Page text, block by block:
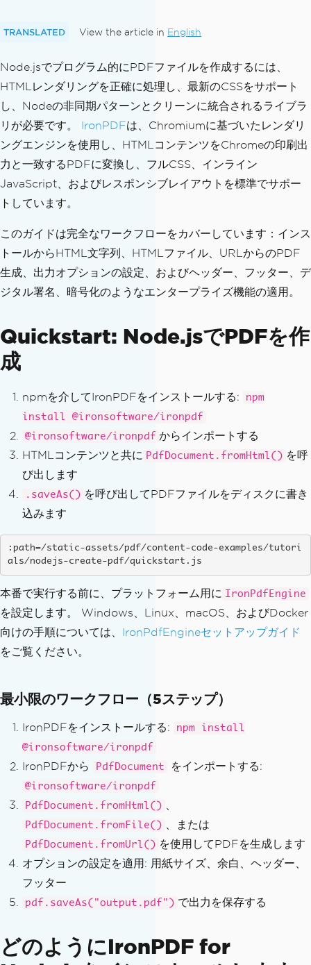
TRANSLATED View the article in English
Node.jsでプログラム的にPDFファイルを作成するには、
HTMLレンダリングを正確に処理し、最新のCSSをサポート
し、Nodeの非同期パターンとクリーンに統合されるライブラ
リが必要です。 IronPDFは、Chromiumに基づいたレンダリ
ングエンジンを使用し、HTMLコンテンツをChromeの印刷出
力と一致するPDFに変換し、フルCSS、インライン
JavaScript、およびレスポンシブレイアウトを標準でサポー
トしています。
このガイドは完全なワークフローをカバーしています：インス
トールからHTML文字列、HTMLファイル、URLからのPDF
生成、出力オプションの設定、およびヘッダー、フッター、デ
ジタル署名、暗号化のようなエンタープライズ機能の適用。
Quickstart: Node.jsでPDFを作
成
npmを介してIronPDFをインストールする:
npm
install @ironsoftware/ironpdf
@ironsoftware/ironpdf からインポートする
HTMLコンテンツと共に PdfDocument.fromHtml() を呼
び出します
.saveAs() を呼び出してPDFファイルをディスクに書き
込みます
:path=/static-assets/pdf/content-code-examples/tutori
als/nodejs-create-pdf/quickstart.js
本番で実行する前に、プラットフォーム用に IronPdfEngine
を設定します。 Windows、Linux、macOS、およびDocker
向けの手順については、 IronPdfEngineセットアップガイド
をご覧ください。
最小限のワークフロー（5ステップ）
IronPDFをインストールする:
npm install
@ironsoftware/ironpdf
IronPDFから PdfDocument をインポートする:
@ironsoftware/ironpdf
PdfDocument.fromHtml()
PdfDocument.fromFile() 、または
PdfDocument.fromUrl() を使用してPDFを生成します
オプションの設定を適用: 用紙サイズ、余白、ヘッダー、
フッター
pdf.saveAs("output.pdf") で出力を保存する
どのようにIronPDF for